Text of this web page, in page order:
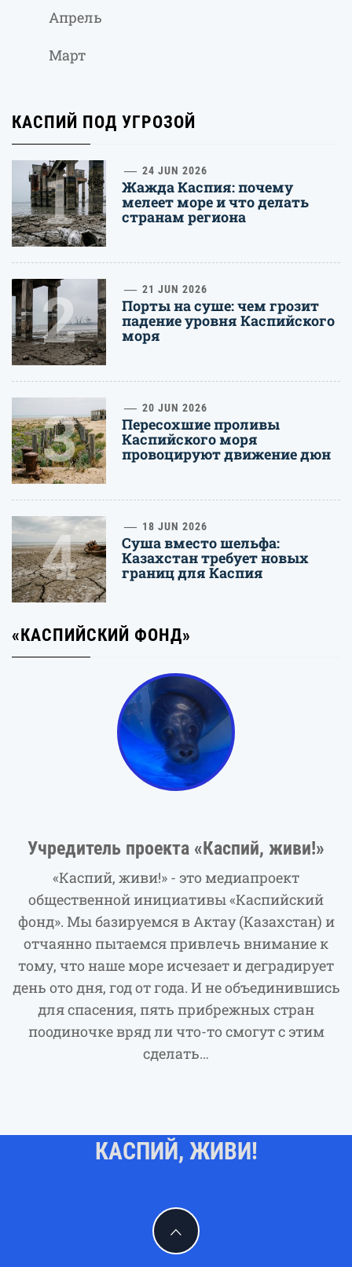
Апрель
Март
КАСПИЙ ПОД УГРОЗОЙ
1 24 JUN 2026
Жажда Каспия: почему
мелеет море и что делать
странам региона
2 21 JUN 2026
Порты на суше: чем грозит
падение уровня Каспийского
моря
3 20 JUN 2026
Пересохшие проливы
Каспийского моря
провоцируют движение дюн
4 18 JUN 2026
Суша вместо шельфа:
Казахстан требует новых
границ для Каспия
«КАСПИЙСКИЙ ФОНД»
Учредитель проекта «Каспий, живи!»
«Каспий, живи!» - это медиапроект
общественной инициативы «Каспийский
фонд». Мы базируемся в Актау (Казахстан) и
отчаянно пытаемся привлечь внимание к
тому, что наше море исчезает и деградирует
день ото дня, год от года. И не объединившись
для спасения, пять прибрежных стран
поодиночке вряд ли что-то смогут с этим
сделать…
КАСПИЙ, ЖИВИ!